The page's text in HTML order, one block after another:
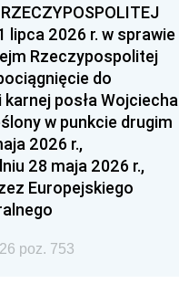
1953 1952
1950 1949
1947
1938 1937
1930
lipca 2026 r. w sprawie
Rzeczypospolitej
do
posła Wojciecha
w punkcie drugim
2026 r.,
28 maja 2026 r.,
Europejskiego
poz. 753